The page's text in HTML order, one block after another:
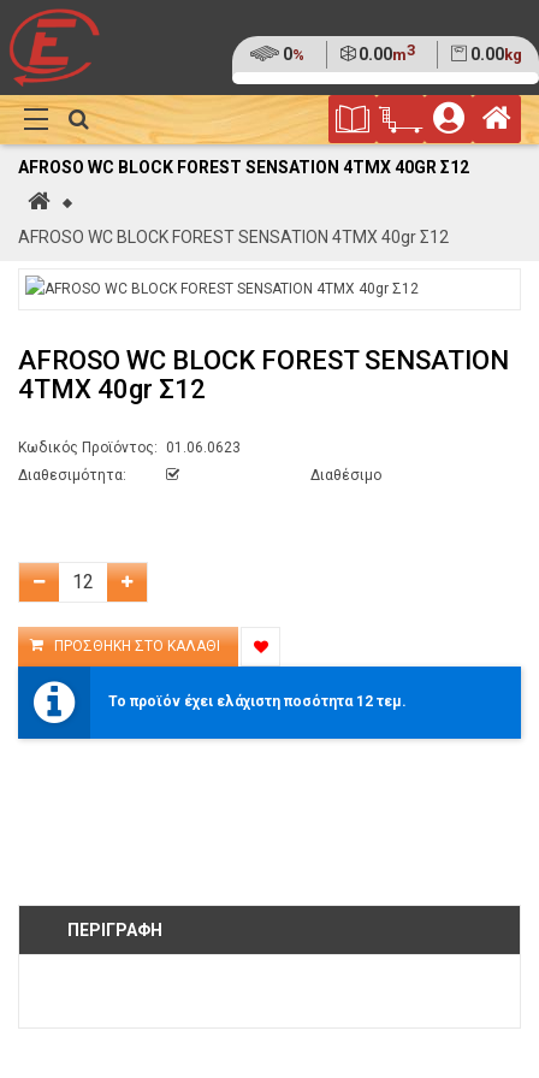
Ποσοστό
της
παλέτας
0% Όγκος
0.00m3 Βάρος
0.00kg
(0%)
Φυλλάδιο
Προσφορών
Καλάθι
Αγορών
Show
Megamenu
AFROSO WC BLOCK FOREST SENSATION 4TMX 40GR Σ12
Αρχική
AFROSO WC BLOCK FOREST SENSATION 4TMX 40gr Σ12
AFROSO WC BLOCK FOREST SENSATION
4TMX 40gr Σ12
Κωδικός Προϊόντος:
01.06.0623
Διαθεσιμότητα:
Διαθέσιμο
Το προϊόν έχει ελάχιστη ποσότητα 12 τεμ.
ΠΕΡΙΓΡΑΦΉ